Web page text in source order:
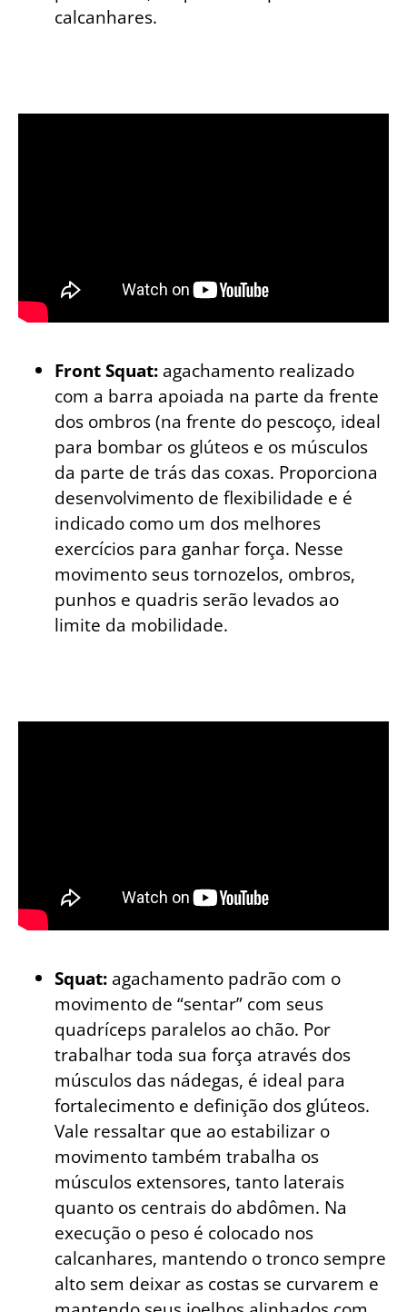
calcanhares.
Front Squat: agachamento realizado
com a barra apoiada na parte da frente
dos ombros (na frente do pescoço, ideal
para bombar os glúteos e os músculos
da parte de trás das coxas. Proporciona
desenvolvimento de flexibilidade e é
indicado como um dos melhores
exercícios para ganhar força. Nesse
movimento seus tornozelos, ombros,
punhos e quadris serão levados ao
limite da mobilidade.
Squat: agachamento padrão com o
movimento de “sentar” com seus
quadríceps paralelos ao chão. Por
trabalhar toda sua força através dos
músculos das nádegas, é ideal para
fortalecimento e definição dos glúteos.
Vale ressaltar que ao estabilizar o
movimento também trabalha os
músculos extensores, tanto laterais
quanto os centrais do abdômen. Na
execução o peso é colocado nos
calcanhares, mantendo o tronco sempre
alto sem deixar as costas se curvarem e